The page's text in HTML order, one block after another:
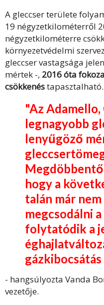
A gleccser területe
19 négyzetkilométerről
négyzetkilométerre
környezetvédelmi
gleccser vastagsága
mértek -, 2016 óta
csökkenéstapasztalható.
"Az
legnagyobb
lenyűgöző
hogy a
talán már
megcsodálni
folytatódik a
- hangsúlyozta Vanda
vezetője.